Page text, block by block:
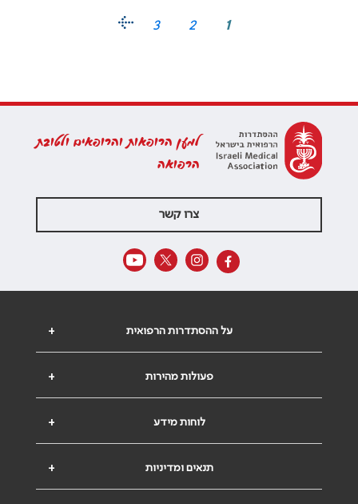
1
2
3
למען הרופאות והרופאים ולטובת
הרפואה
צרו קשר
+ על ההסתדרות הרפואית
+ פעולות מהירות
+ לוחות מידע
+ תנאים ומדיניות